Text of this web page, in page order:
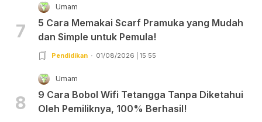
7
Umam
5 Cara Memakai Scarf Pramuka yang Mudah
dan Simple untuk Pemula!
Pendidikan 01/08/2026 | 15:55
8
Umam
9 Cara Bobol Wifi Tetangga Tanpa Diketahui
Oleh Pemiliknya, 100% Berhasil!